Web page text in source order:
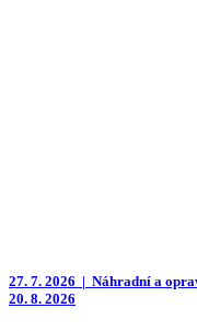
27. 7. 2026 | Náhradní a
20. 8. 2026